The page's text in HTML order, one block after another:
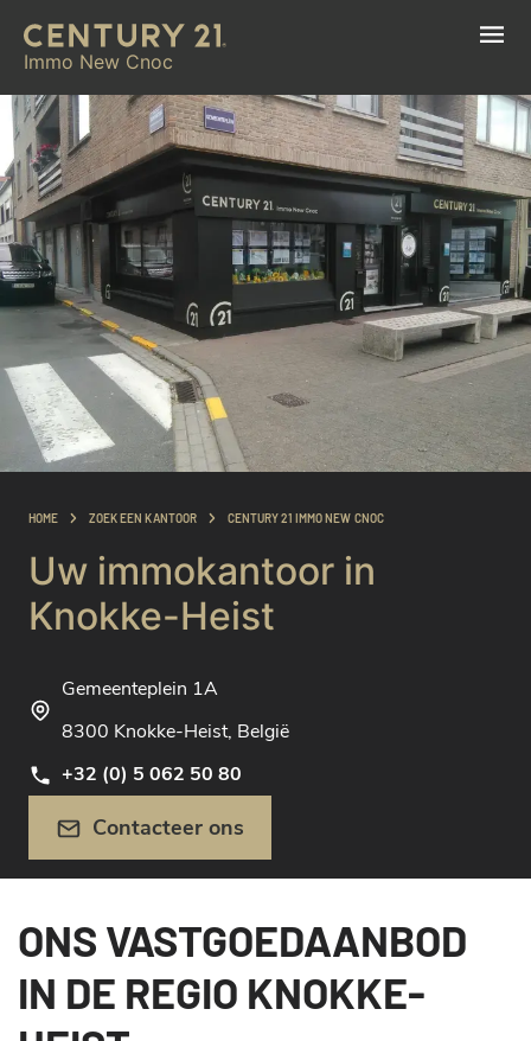
Immo New Cnoc
HOME ZOEK EEN KANTOOR CENTURY 21 IMMO NEW CNOC
Uw immokantoor in
Knokke-Heist
Gemeenteplein 1A
8300 Knokke-Heist, België
+32 (0) 5 062 50 80
Contacteer ons
ONS VASTGOEDAANBOD
IN DE REGIO KNOKKE-